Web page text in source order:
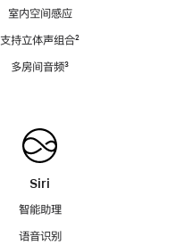
室内空间感应
支持立体声组合脚
²
多房间音频脚
³
Siri
智能助理
语音识别